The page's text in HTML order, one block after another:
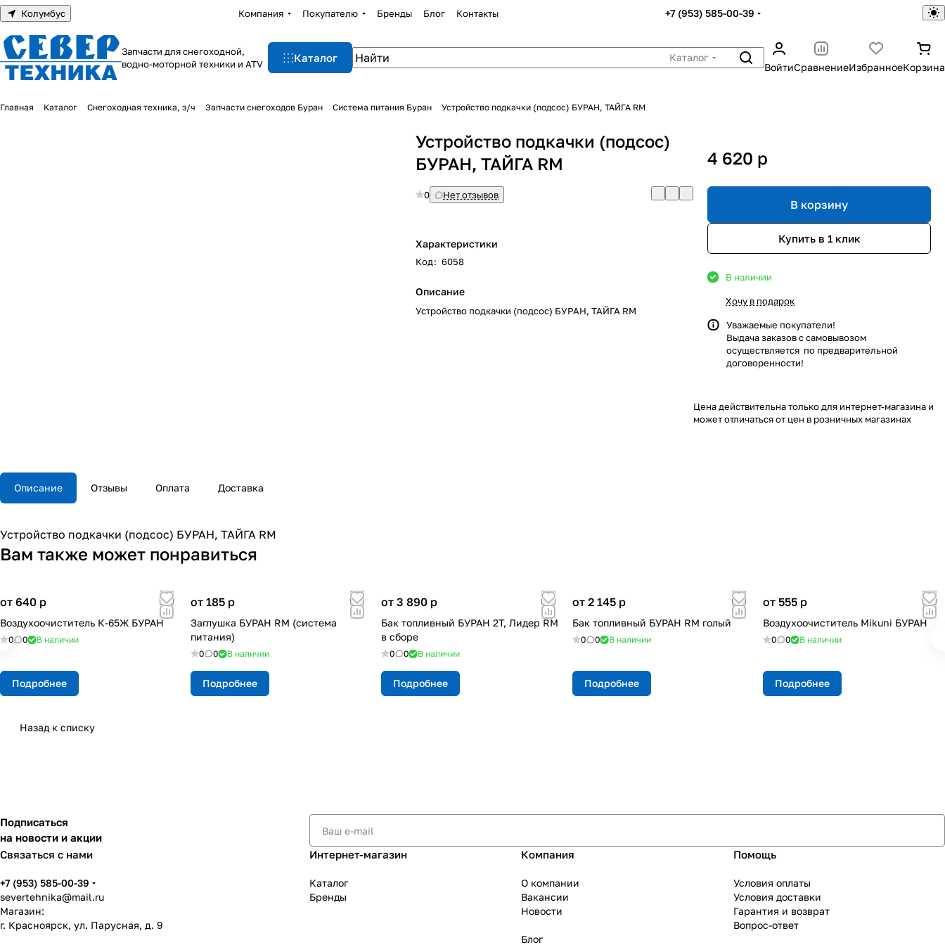
Колумбус Компания Покупателю Бренды Блог Контакты +7 (953) 585-00-39
Запчасти для снегоходной,
водно-моторной техники и ATV
Каталог
Каталог
ВойтиСравнениеИзбранноеКорзина
Главная Каталог Снегоходная техника, з/ч Запчасти снегоходов Буран Система питания Буран Устройство подкачки (подсос) БУРАН, ТАЙГА RM
Устройство подкачки (подсос)
БУРАН, ТАЙГА RM
0 Нет отзывов
Характеристики
Код: 6058
Описание
Устройство подкачки (подсос) БУРАН, ТАЙГА RM
4 620 p
В корзину
Купить в 1 клик
В наличии
Хочу в подарок
Уважаемые покупатели!
Выдача заказов с самовывозом
осуществляется по предварительной
договоренности!
Цена действительна только для интернет-магазина и
может отличаться от цен в розничных магазинах
Описание Отзывы Оплата Доставка
Устройство подкачки (подсос) БУРАН, ТАЙГА RM
Вам также может понравиться
от 640 p
Воздухоочиститель К-65Ж БУРАН
0 0 В наличии
Подробнее
от 185 p
Заглушка БУРАН RM (система
питания)
0 0 В наличии
Подробнее
от 3 890 p
Бак топливный БУРАН 2Т, Лидер RM
в сборе
0 0 В наличии
Подробнее
от 2 145 p
Бак топливный БУРАН RM голый
0 0 В наличии
Подробнее
от 555 p
Воздухоочиститель Mikuni БУРАН
0 0 В наличии
Подробнее
Назад к списку
Подписаться
на новости и акции
Связаться с нами
+7 (953) 585-00-39
severtehnika@mail.ru
Магазин:
г. Красноярск, ул. Парусная, д. 9
Интернет-магазин
Каталог
Бренды
Компания
О компании
Вакансии
Новости
Блог
Помощь
Условия оплаты
Условия доставки
Гарантия и возврат
Вопрос-ответ